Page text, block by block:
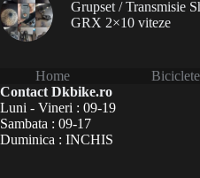
Grupset / Transmisie
GRX 2×10 viteze
Home Biciclete
Contact Dkbike.ro
Luni - Vineri : 09-19
Sambata : 09-17
Duminica : INCHIS